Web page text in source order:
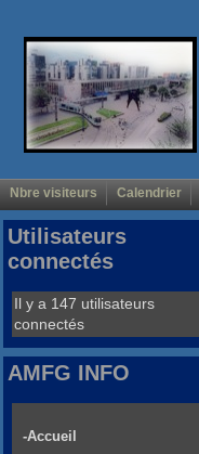
Nbre visiteurs Calendrier
Utilisateurs
connectés
Il y a 147 utilisateurs
connectés
AMFG INFO
-Accueil